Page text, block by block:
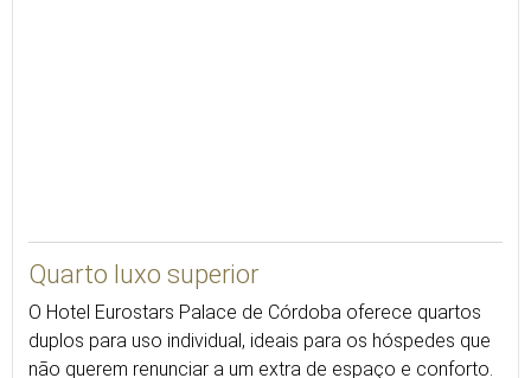
Quarto luxo superior
O Hotel Eurostars Palace de Córdoba oferece quartos
duplos para uso individual, ideais para os hóspedes que
não querem renunciar a um extra de espaço e conforto.